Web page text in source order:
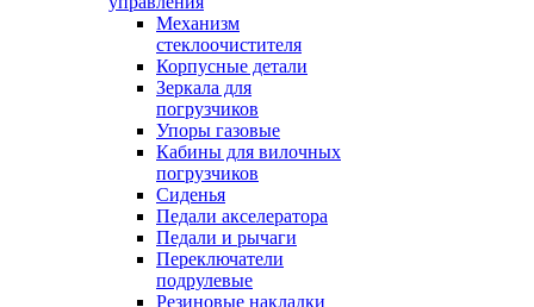
Механизм
стеклоочистителя
Корпусные детали
Зеркала для
погрузчиков
Упоры газовые
Кабины для вилочных
погрузчиков
Сиденья
Педали акселератора
Педали и рычаги
Переключатели
подрулевые
Резиновые накладки